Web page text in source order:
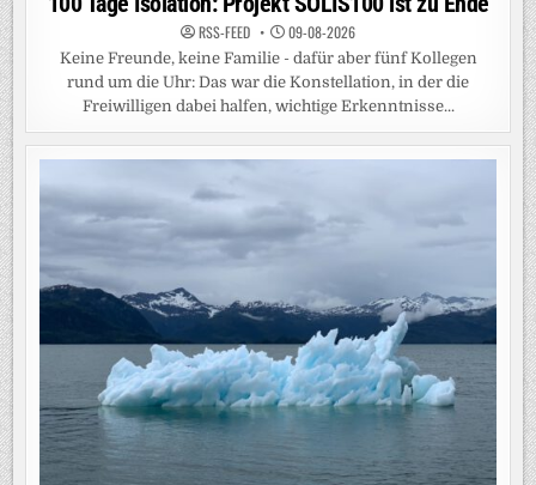
RSS-FEED 09-08-2026
Keine Freunde, keine Familie - dafür aber fünf Kollegen
rund um die Uhr: Das war die Konstellation, in der die
Freiwilligen dabei halfen, wichtige Erkenntnisse...